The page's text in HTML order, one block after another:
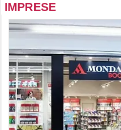
IMPRESE